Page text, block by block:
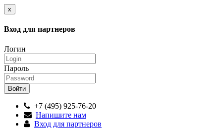
x
Вход для партнеров
Логин
Пароль
+7 (495) 925-76-20
Напишите нам
Вход для партнеров